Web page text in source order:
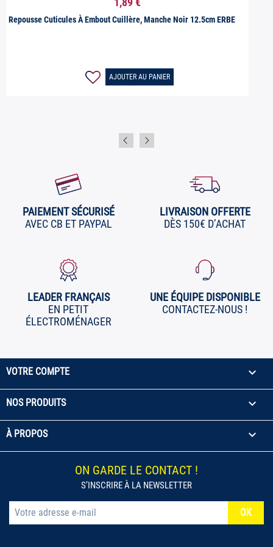
Repousse Cuticules À Embout Cuillère, Manche Noir 12.5cm ERBE
AJOUTER AU PANIER
PAIEMENT SÉCURISÉ
AVEC CB ET PAYPAL
LIVRAISON OFFERTE
DÈS 150€ D’ACHAT
LEADER FRANÇAIS
EN PETIT
ÉLECTROMÉNAGER
UNE ÉQUIPE DISPONIBLE
CONTACTEZ-NOUS !
VOTRE COMPTE 
NOS PRODUITS 
À PROPOS 
ON GARDE LE CONTACT !
S’INSCRIRE À LA NEWSLETTER